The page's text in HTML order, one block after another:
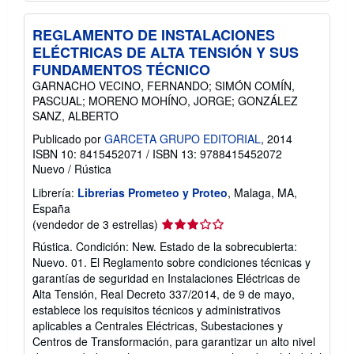
REGLAMENTO DE INSTALACIONES
ELÉCTRICAS DE ALTA TENSIÓN Y SUS
FUNDAMENTOS TÉCNICO
GARNACHO VECINO, FERNANDO; SIMÓN COMÍN,
PASCUAL; MORENO MOHÍNO, JORGE; GONZÁLEZ
SANZ, ALBERTO
Publicado por GARCETA GRUPO EDITORIAL, 2014
ISBN 10: 8415452071 / ISBN 13: 9788415452072
Nuevo / Rústica
Librería: Librerias Prometeo y Proteo, Malaga, MA,
España
(vendedor de 3 estrellas) Calificación
del
vendedor:
3
de
5
estrellas
Rústica. Condición: New. Estado de la sobrecubierta:
Nuevo. 01. El Reglamento sobre condiciones técnicas y
garantías de seguridad en Instalaciones Eléctricas de
Alta Tensión, Real Decreto 337/2014, de 9 de mayo,
establece los requisitos técnicos y administrativos
aplicables a Centrales Eléctricas, Subestaciones y
Centros de Transformación, para garantizar un alto nivel